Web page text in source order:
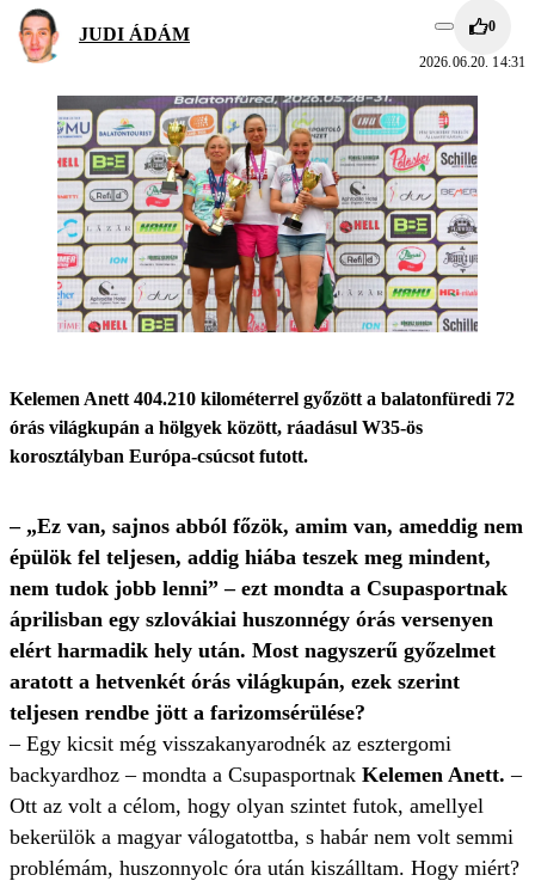
JUDI ÁDÁM 0
2026.06.20. 14:31
Kelemen Anett 404.210 kilométerrel győzött a balatonfüredi 72
órás világkupán a hölgyek között, ráadásul W35-ös
korosztályban Európa-csúcsot futott.
– „Ez van, sajnos abból főzök, amim van, ameddig nem
épülök fel teljesen, addig hiába teszek meg mindent,
nem tudok jobb lenni” – ezt mondta a Csupasportnak
áprilisban egy szlovákiai huszonnégy órás versenyen
elért harmadik hely után. Most nagyszerű győzelmet
aratott a hetvenkét órás világkupán, ezek szerint
teljesen rendbe jött a farizomsérülése?
– Egy kicsit még visszakanyarodnék az esztergomi
backyardhoz – mondta a Csupasportnak Kelemen Anett. –
Ott az volt a célom, hogy olyan szintet futok, amellyel
bekerülök a magyar válogatottba, s habár nem volt semmi
problémám, huszonnyolc óra után kiszálltam. Hogy miért?